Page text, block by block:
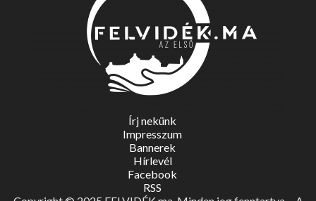
Írj nekünk
Impresszum
Bannerek
Hírlevél
Facebook
RSS